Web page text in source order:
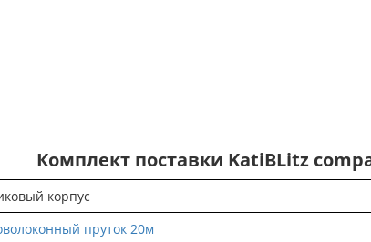
Комплект поставки KatiBLitz
корпус
пруток 20м